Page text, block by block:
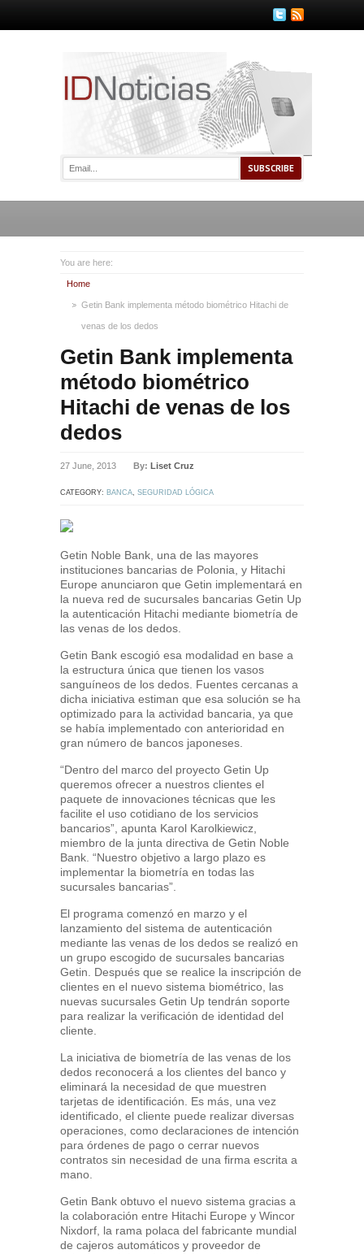
You are here:
Home
Getin Bank implementa método biométrico Hitachi de
venas de los dedos
Getin Bank implementa
método biométrico
Hitachi de venas de los
dedos
27 June, 2013 By: Liset Cruz
CATEGORY: BANCA, SEGURIDAD LÓGICA
Getin Noble Bank, una de las mayores
instituciones bancarias de Polonia, y Hitachi
Europe anunciaron que Getin implementará en
la nueva red de sucursales bancarias Getin Up
la autenticación Hitachi mediante biometría de
las venas de los dedos.
Getin Bank escogió esa modalidad en base a
la estructura única que tienen los vasos
sanguíneos de los dedos. Fuentes cercanas a
dicha iniciativa estiman que esa solución se ha
optimizado para la actividad bancaria, ya que
se había implementado con anterioridad en
gran número de bancos japoneses.
“Dentro del marco del proyecto Getin Up
queremos ofrecer a nuestros clientes el
paquete de innovaciones técnicas que les
facilite el uso cotidiano de los servicios
bancarios”, apunta Karol Karolkiewicz,
miembro de la junta directiva de Getin Noble
Bank. “Nuestro objetivo a largo plazo es
implementar la biometría en todas las
sucursales bancarias”.
El programa comenzó en marzo y el
lanzamiento del sistema de autenticación
mediante las venas de los dedos se realizó en
un grupo escogido de sucursales bancarias
Getin. Después que se realice la inscripción de
clientes en el nuevo sistema biométrico, las
nuevas sucursales Getin Up tendrán soporte
para realizar la verificación de identidad del
cliente.
La iniciativa de biometría de las venas de los
dedos reconocerá a los clientes del banco y
eliminará la necesidad de que muestren
tarjetas de identificación. Es más, una vez
identificado, el cliente puede realizar diversas
operaciones, como declaraciones de intención
para órdenes de pago o cerrar nuevos
contratos sin necesidad de una firma escrita a
mano.
Getin Bank obtuvo el nuevo sistema gracias a
la colaboración entre Hitachi Europe y Wincor
Nixdorf, la rama polaca del fabricante mundial
de cajeros automáticos y proveedor de